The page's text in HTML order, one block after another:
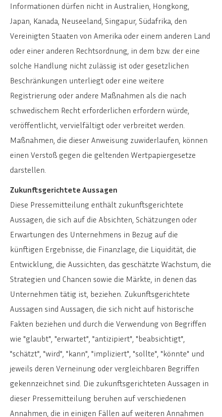
Informationen dürfen nicht in Australien, Hongkong,
Japan, Kanada, Neuseeland, Singapur, Südafrika, den
Vereinigten Staaten von Amerika oder einem anderen Land
oder einer anderen Rechtsordnung, in dem bzw. der eine
solche Handlung nicht zulässig ist oder gesetzlichen
Beschränkungen unterliegt oder eine weitere
Registrierung oder andere Maßnahmen als die nach
schwedischem Recht erforderlichen erfordern würde,
veröffentlicht, vervielfältigt oder verbreitet werden.
Maßnahmen, die dieser Anweisung zuwiderlaufen, können
einen Verstoß gegen die geltenden Wertpapiergesetze
darstellen.
Zukunftsgerichtete Aussagen
Diese Pressemitteilung enthält zukunftsgerichtete
Aussagen, die sich auf die Absichten, Schätzungen oder
Erwartungen des Unternehmens in Bezug auf die
künftigen Ergebnisse, die Finanzlage, die Liquidität, die
Entwicklung, die Aussichten, das geschätzte Wachstum, die
Strategien und Chancen sowie die Märkte, in denen das
Unternehmen tätig ist, beziehen. Zukunftsgerichtete
Aussagen sind Aussagen, die sich nicht auf historische
Fakten beziehen und durch die Verwendung von Begriffen
wie "glaubt", "erwartet", "antizipiert", "beabsichtigt",
"schätzt", "wird", "kann", "impliziert", "sollte", "könnte" und
jeweils deren Verneinung oder vergleichbaren Begriffen
gekennzeichnet sind. Die zukunftsgerichteten Aussagen in
dieser Pressemitteilung beruhen auf verschiedenen
Annahmen, die in einigen Fällen auf weiteren Annahmen